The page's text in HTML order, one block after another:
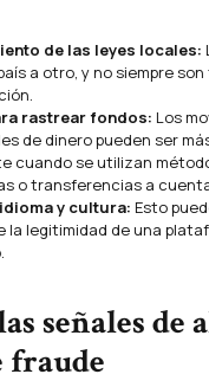
de las leyes locales:
a otro, y no siempre
rastrear fondos: Los
de dinero pueden ser
cuando se utilizan
o transferencias a
y cultura: Esto
la legitimidad de una
señales de
fraude